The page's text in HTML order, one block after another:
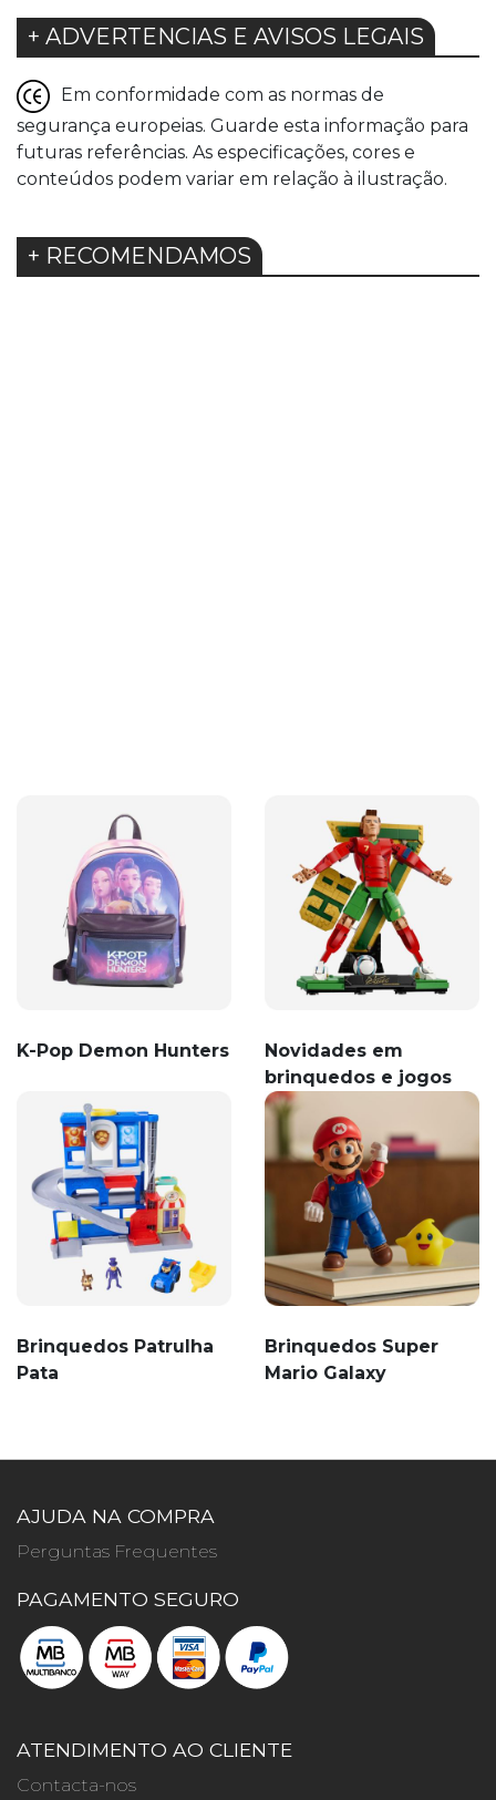
+ ADVERTENCIAS E AVISOS LEGAIS
Em conformidade com as normas de
segurança europeias. Guarde esta informação para
futuras referências. As especificações, cores e
conteúdos podem variar em relação à ilustração.
+ RECOMENDAMOS
K-Pop Demon Hunters
Novidades em
brinquedos e jogos
Brinquedos Patrulha
Pata
Brinquedos Super
Mario Galaxy
AJUDA NA COMPRA
Perguntas Frequentes
PAGAMENTO SEGURO
ATENDIMENTO AO CLIENTE
Contacta-nos